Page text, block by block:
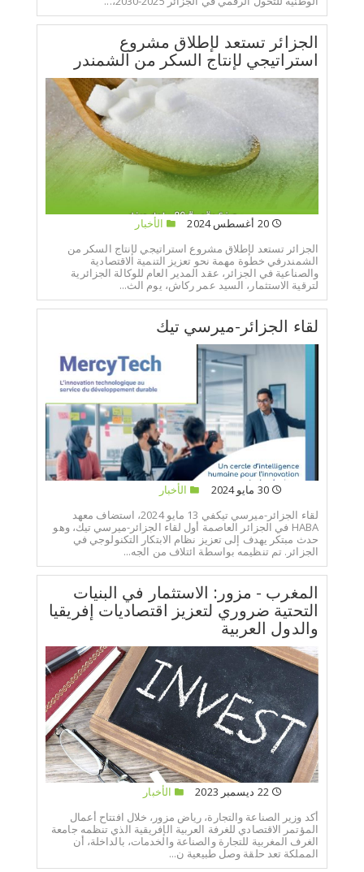
الجزائر تستعد لإطلاق مشروع
استراتيجي لإنتاج السكر من الشمندر
20 أغسطس 2024
الأخبار
الجزائر تستعد لإطلاق مشروع استراتيجي لإنتاج السكر من
الشمندرفي خطوة مهمة نحو تعزيز التنمية الاقتصادية
والصناعية في الجزائر، عقد المدير العام للوكالة الجزائرية
لترقية الاستثمار، السيد عمر ركاش، يوم الث...
لقاء الجزائر-ميرسي تيك
30 مايو 2024
الأخبار
لقاء الجزائر-ميرسي تيكفي 13 مايو 2024، استضاف معهد
HABA في الجزائر العاصمة أول لقاء الجزائر-ميرسي تيك، وهو
حدث مبتكر يهدف إلى تعزيز نظام الابتكار التكنولوجي في
الجزائر. تم تنظيمه بواسطة ائتلاف من الجه...
المغرب - مزور: الاستثمار في البنيات
التحتية ضروري لتعزيز اقتصاديات إفريقيا
والدول العربية
22 ديسمبر 2023
الأخبار
أكد وزير الصناعة والتجارة، رياض مزور، خلال افتتاح أعمال
المؤتمر الاقتصادي للغرفة العربية الإفريقية الذي تنظمه جامعة
الغرف المغربية للتجارة والصناعة والخدمات، بالداخلة، أن
المملكة تعد حلقة وصل طبيعية ن...